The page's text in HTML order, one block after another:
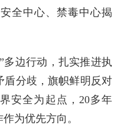
全中心、禁毒中心揭
多边行动，扎实推进执
盾分歧，旗帜鲜明反对
安全为起点，20多年
为优先方向。